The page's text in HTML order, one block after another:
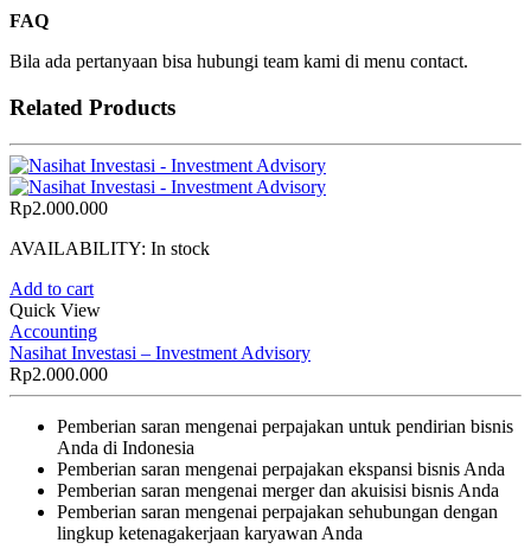
FAQ
Bila ada pertanyaan bisa hubungi team kami di menu contact.
Related Products
Rp2.000.000
AVAILABILITY: In stock
Add to cart
Quick View
Accounting
Nasihat Investasi – Investment Advisory
Rp2.000.000
Pemberian saran mengenai perpajakan untuk pendirian bisnis
Anda di Indonesia
Pemberian saran mengenai perpajakan ekspansi bisnis Anda
Pemberian saran mengenai merger dan akuisisi bisnis Anda
Pemberian saran mengenai perpajakan sehubungan dengan
lingkup ketenagakerjaan karyawan Anda